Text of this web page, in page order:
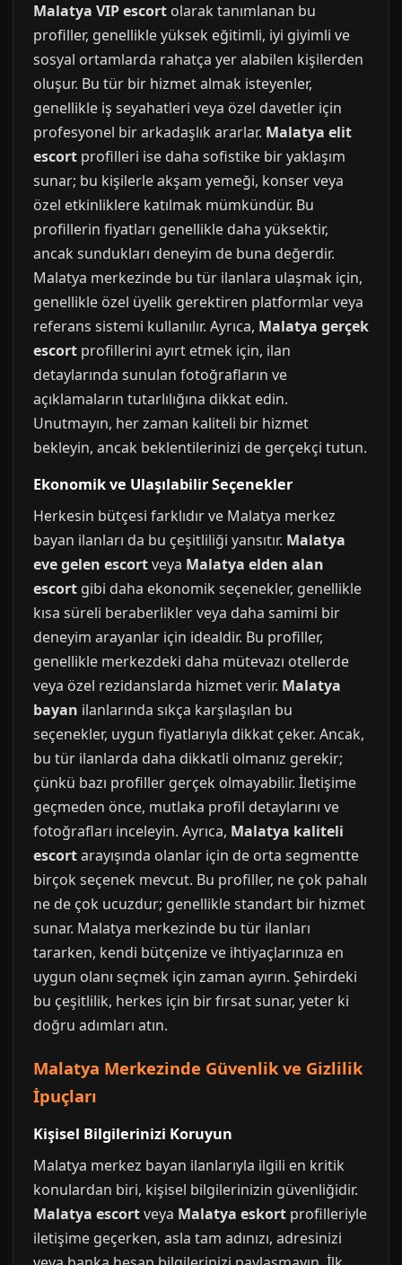
Malatya VIP escort olarak tanımlanan bu
profiller, genellikle yüksek eğitimli, iyi giyimli ve
sosyal ortamlarda rahatça yer alabilen kişilerden
oluşur. Bu tür bir hizmet almak isteyenler,
genellikle iş seyahatleri veya özel davetler için
profesyonel bir arkadaşlık ararlar. Malatya elit
escort profilleri ise daha sofistike bir yaklaşım
sunar; bu kişilerle akşam yemeği, konser veya
özel etkinliklere katılmak mümkündür. Bu
profillerin fiyatları genellikle daha yüksektir,
ancak sundukları deneyim de buna değerdir.
Malatya merkezinde bu tür ilanlara ulaşmak için,
genellikle özel üyelik gerektiren platformlar veya
referans sistemi kullanılır. Ayrıca, Malatya gerçek
escort profillerini ayırt etmek için, ilan
detaylarında sunulan fotoğrafların ve
açıklamaların tutarlılığına dikkat edin.
Unutmayın, her zaman kaliteli bir hizmet
bekleyin, ancak beklentilerinizi de gerçekçi tutun.
Ekonomik ve Ulaşılabilir Seçenekler
Herkesin bütçesi farklıdır ve Malatya merkez
bayan ilanları da bu çeşitliliği yansıtır. Malatya
eve gelen escortveya Malatya elden alan
escort gibi daha ekonomik seçenekler, genellikle
kısa süreli beraberlikler veya daha samimi bir
deneyim arayanlar için idealdir. Bu profiller,
genellikle merkezdeki daha mütevazı otellerde
veya özel rezidanslarda hizmet verir. Malatya
bayan ilanlarında sıkça karşılaşılan bu
seçenekler, uygun fiyatlarıyla dikkat çeker. Ancak,
bu tür ilanlarda daha dikkatli olmanız gerekir;
çünkü bazı profiller gerçek olmayabilir. İletişime
geçmeden önce, mutlaka profil detaylarını ve
fotoğrafları inceleyin. Ayrıca, Malatya kaliteli
escortarayışında olanlar için de orta segmentte
birçok seçenek mevcut. Bu profiller, ne çok pahalı
ne de çok ucuzdur; genellikle standart bir hizmet
sunar. Malatya merkezinde bu tür ilanları
tararken, kendi bütçenize ve ihtiyaçlarınıza en
uygun olanı seçmek için zaman ayırın. Şehirdeki
bu çeşitlilik, herkes için bir fırsat sunar, yeter ki
doğru adımları atın.
Malatya Merkezinde Güvenlik ve Gizlilik
İpuçları
Kişisel Bilgilerinizi Koruyun
Malatya merkez bayan ilanlarıyla ilgili en kritik
konulardan biri, kişisel bilgilerinizin güvenliğidir.
Malatya escortveya Malatya eskort profilleriyle
iletişime geçerken, asla tam adınızı, adresinizi